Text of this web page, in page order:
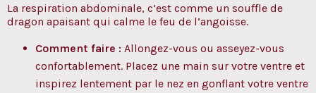
La respiration abdominale, c’est comme un souffle de
dragon apaisant qui calme le feu de l’angoisse.
Comment faire : Allongez-vous ou asseyez-vous
confortablement. Placez une main sur votre ventre et
inspirez lentement par le nez en gonflant votre ventre